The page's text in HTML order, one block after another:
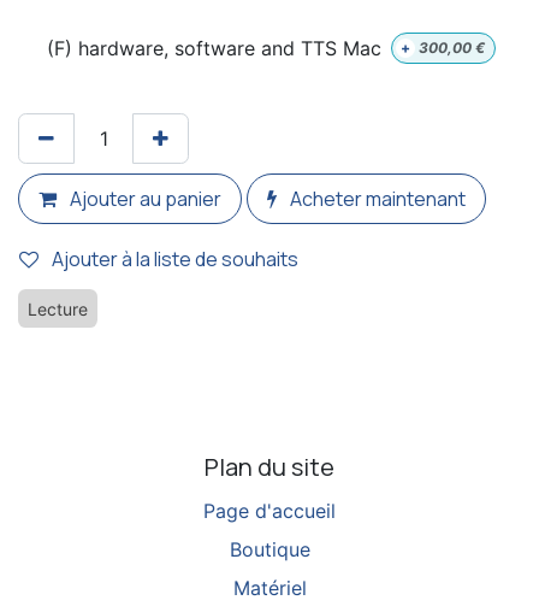
(F) hardware, software and TTS Mac + 300,00 €
Ajouter au panier Acheter maintenant
Ajouter à la liste de souhaits
Lecture
Plan du site
Page d'accueil
Boutique
Matériel